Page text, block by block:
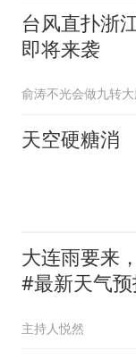
台风直扑浙
即将来袭
俞涛不光会做九转
天空硬糖消
大连雨要来
#最新天气
主持人悦然